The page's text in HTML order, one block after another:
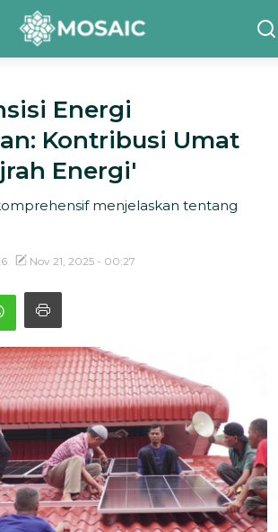
Energi
Kontribusi Umat
Energi'
menjelaskan tentang
Nov 21, 2025 - 00:27